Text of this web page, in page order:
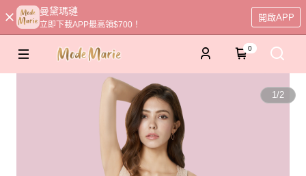
曼黛瑪璉
立即下載APP最高領$700！
開啟APP
0
1/2